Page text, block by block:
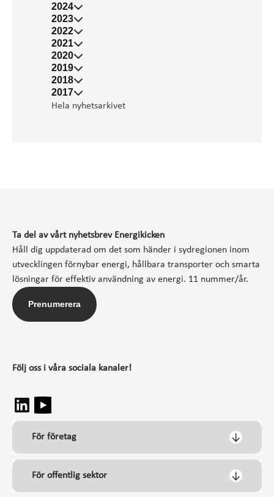
2024
2023
2022
2021
2020
2019
2018
2017
Hela nyhetsarkivet
Ta del av vårt nyhetsbrev Energikicken
Håll dig uppdaterad om det som händer i sydregionen inom
utvecklingen förnybar energi, hållbara transporter och smarta
lösningar för effektiv användning av energi. 11 nummer/år.
Prenumerera
Följ oss i våra sociala kanaler!
För företag
För offentlig sektor